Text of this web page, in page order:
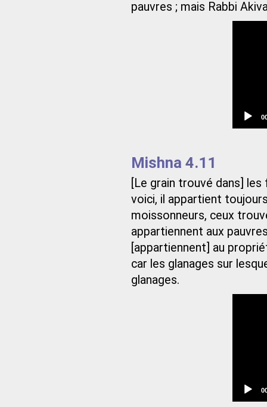
pauvres ; mais Rabbi
Mishna 4.11
[Le grain trouvé dans]
voici, il appartient
moissonneurs, ceux
appartiennent aux
[appartiennent] au
car les glanages sur
glanages.